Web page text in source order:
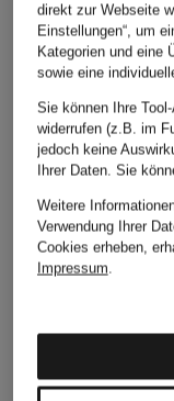
direkt zur Webseite
Einstellungen“, um
Kategorien und eine
sowie eine
Sie können Ihre
widerrufen (z.B. im
jedoch keine
Ihrer Daten. Sie
Weitere
Verwendung Ihrer
Cookies erheben,
Impressum.